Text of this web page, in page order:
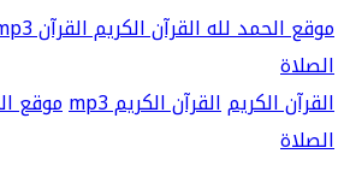
موقع الحمد للهالقرآن الكريمالقرآن mp3
الصلاة
القرآن الكريمالقرآن الكريم mp3 موقع
الصلاة